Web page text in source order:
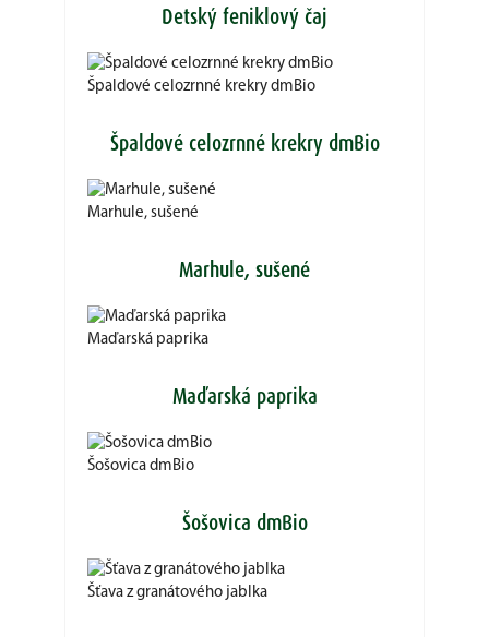
Detský feniklový čaj
Špaldové celozrnné krekry dmBio
Špaldové celozrnné krekry dmBio
Marhule, sušené
Marhule, sušené
Maďarská paprika
Maďarská paprika
Šošovica dmBio
Šošovica dmBio
Šťava z granátového jablka